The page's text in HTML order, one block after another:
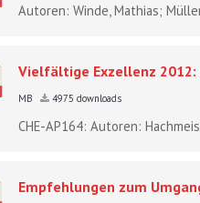
Autoren: Winde, Mathias;
Vielfältige Exzellenz
MB
4975 downloads
CHE-AP164: Autoren:
Empfehlungen zum